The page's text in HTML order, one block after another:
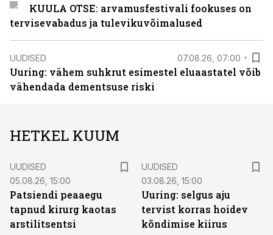
KUULA OTSE: arvamusfestivali fookuses on
tervisevabadus ja tulevikuvõimalused
UUDISED 07.08.26, 07:00
Uuring: vähem suhkrut esimestel eluaastatel võib
vähendada dementsuse riski
HETKEL KUUM
UUDISED
05.08.26, 15:00
Patsiendi peaaegu
tapnud kirurg kaotas
arstilitsentsi
UUDISED
03.08.26, 15:00
Uuring: selgus aju
tervist korras hoidev
kõndimise kiirus